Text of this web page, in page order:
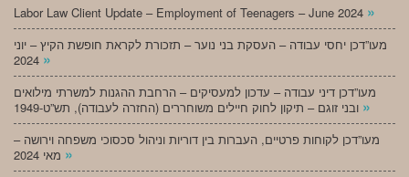
Labor Law Client Update – Employment of Teenagers – June 2024 »
מעו”דכן יחסי עבודה – העסקת בני נוער – תזכורת לקראת חופשת הקיץ – יוני
»
מעו”דכן דיני עבודה – עדכון למעסיקים – הרחבת ההגנות למשרתי מילואים
»
מעו”דכן לקוחות פרטיים, העברות בין דוריות וניהול סכסוכי משפחה וירושה –
»